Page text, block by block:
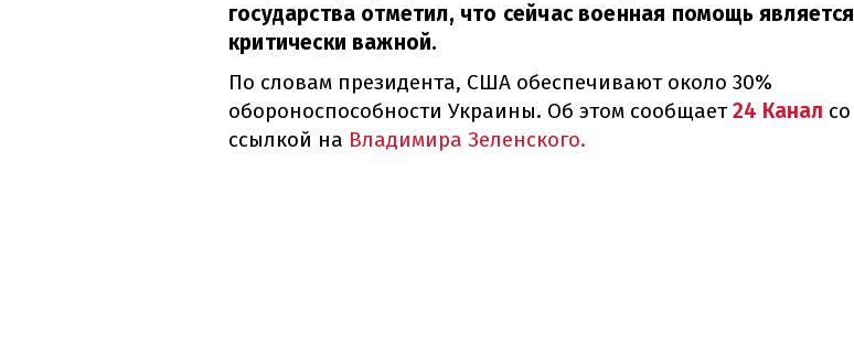
государства отметил, что сейчас военная помощь является
критически важной.
По словам президента, США обеспечивают около 30%
обороноспособности Украины. Об этом сообщает24 Канал со
ссылкой на Владимира Зеленского.